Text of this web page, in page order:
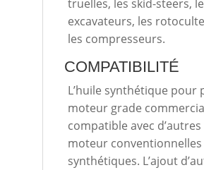
truelles, les skid-steers,
excavateurs, les
les compresseurs.
COMPATIBILITÉ
L’huile synthétique pour
moteur grade
compatible avec
moteur
synthétiques. L’ajout